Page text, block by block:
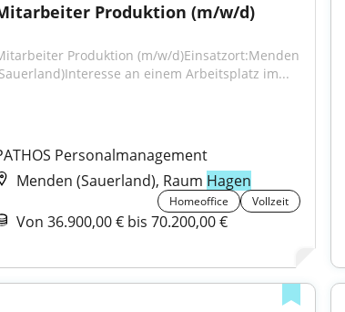
Produktion (m/w/d)
Produktion (m/w/d)Einsatzort:Menden
an einem Arbeitsplatz im...
Personalmanagement
Menden (Sauerland), Raum Hagen
Homeoffice Vollzeit
Von 36.900,00 € bis 70.200,00 €